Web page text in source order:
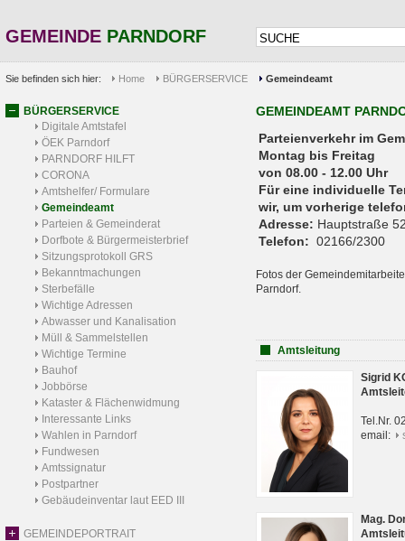
GEMEINDE PARNDORF
Sie befinden sich hier: Home BÜRGERSERVICE Gemeindeamt
BÜRGERSERVICE
Digitale Amtstafel
ÖEK Parndorf
PARNDORF HILFT
CORONA
Amtshelfer/ Formulare
Gemeindeamt
Parteien & Gemeinderat
Dorfbote & Bürgermeisterbrief
Sitzungsprotokoll GRS
Bekanntmachungen
Sterbefälle
Wichtige Adressen
Abwasser und Kanalisation
Müll & Sammelstellen
Wichtige Termine
Bauhof
Jobbörse
Kataster & Flächenwidmung
Interessante Links
Wahlen in Parndorf
Fundwesen
Amtssignatur
Postpartner
Gebäudeinventar laut EED III
GEMEINDEPORTRAIT
GEMEINDEAMT
Parteienverkehr
Montag bis Freitag
von 08.00 - 12.00 Uhr
Für eine individuelle
wir, um vorherige
Adresse: Hauptstraße
Telefon: 02166/2300
Fotos der
Parndorf.
Amtsleitung
Sigrid
Tel.Nr.
email:
Mag.